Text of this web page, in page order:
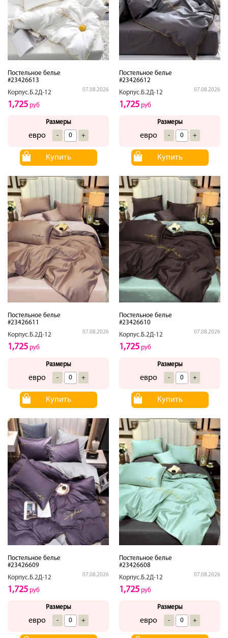
Постельное белье
#23426613
Корпус.Б.2Д-12
07.08.2026
1,725 руб
Размеры
евро - +
Купить
Постельное белье
#23426612
Корпус.Б.2Д-12
07.08.2026
1,725 руб
Размеры
евро - +
Купить
Постельное белье
#23426611
Корпус.Б.2Д-12
07.08.2026
1,725 руб
Размеры
евро - +
Купить
Постельное белье
#23426610
Корпус.Б.2Д-12
07.08.2026
1,725 руб
Размеры
евро - +
Купить
Постельное белье
#23426609
Корпус.Б.2Д-12
07.08.2026
1,725 руб
Размеры
евро - +
Постельное белье
#23426608
Корпус.Б.2Д-12
07.08.2026
1,725 руб
Размеры
евро - +